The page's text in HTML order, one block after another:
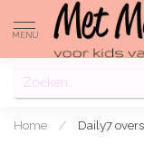
MENU
Home / Daily7